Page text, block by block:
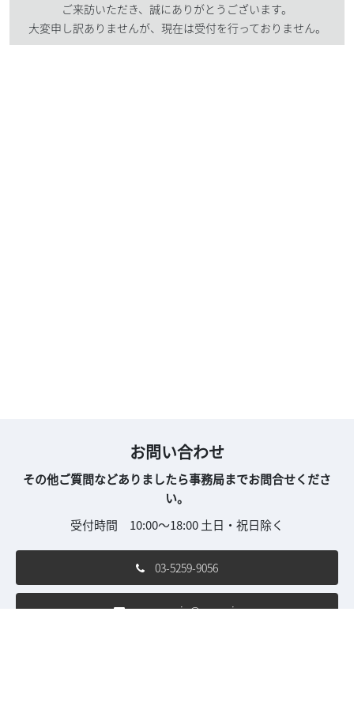
ご来訪いただき、誠にありがとうございます。
大変申し訳ありませんが、現在は受付を行っておりません。
お問い合わせ
その他ご質問などありましたら事務局までお問合せくださ
い。
受付時間 10:00～18:00 土日・祝日除く
03-5259-9056
sew-con.jp@wsew.jp